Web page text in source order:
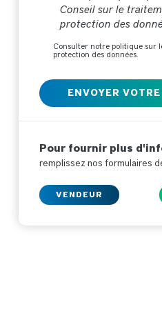
Conseil sur le
protection des
Consulter notre politique sur
protection des données.
Pour fournir plus
remplissez nos formulaires
VENDEUR